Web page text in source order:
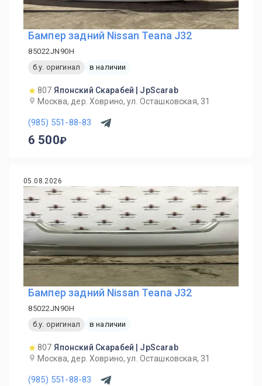
Бампер задний Nissan Teana J32
85022JN90H
б.у. оригинал
в наличии
807 Японский Скарабей | JpScarab
Москва, дер. Ховрино, ул. Осташковская, 31
(985) 551-88-83
6 500
05.08.2026
Бампер задний Nissan Teana J32
85022JN90H
б.у. оригинал
в наличии
807 Японский Скарабей | JpScarab
Москва, дер. Ховрино, ул. Осташковская, 31
(985) 551-88-83